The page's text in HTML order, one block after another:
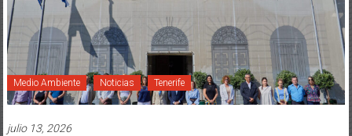
Medio Ambiente Noticias Tenerife
julio 13, 2026